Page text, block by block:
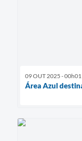
09 OUT 2025 - 00h01
Área Azul